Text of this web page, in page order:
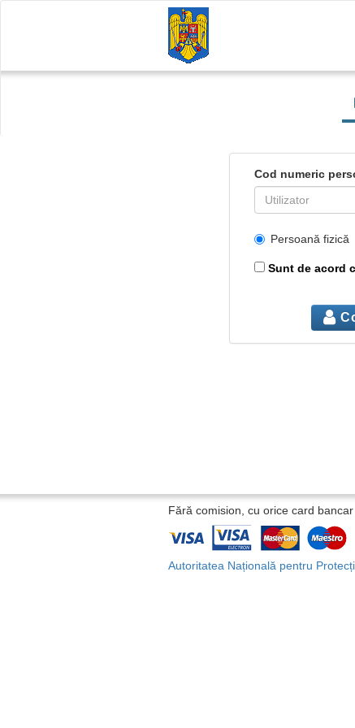
Cod numeric
Persoană fizică
Sunt de acord
Fără comision, cu orice card bancar
Autoritatea Națională pentru